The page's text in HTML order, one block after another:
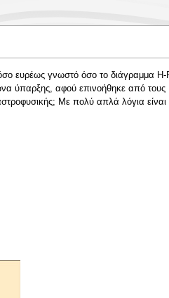
ευρέως γνωστό όσο το διάγραμμα
ύπαρξης, αφού επινοήθηκε από τους
Με πολύ απλά λόγια